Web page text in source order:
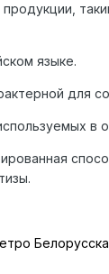
языке.
для
в